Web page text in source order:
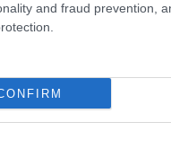
and fraud prevention,
elé hónapok óta az
arcú, csendes, kissé
IDA2021. JAN 30.
évek elején született
semmit a filmipar az